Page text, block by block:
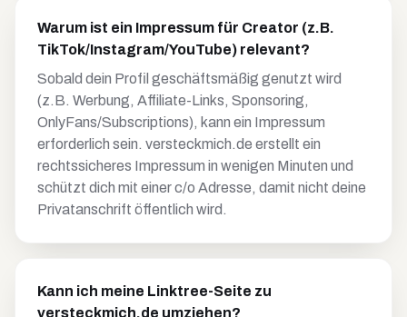
Warum ist ein Impressum für Creator (z.B.
TikTok/Instagram/YouTube) relevant?
Sobald dein Profil geschäftsmäßig genutzt wird
(z.B. Werbung, Affiliate-Links, Sponsoring,
OnlyFans/Subscriptions), kann ein Impressum
erforderlich sein. versteckmich.de erstellt ein
rechtssicheres Impressum in wenigen Minuten und
schützt dich mit einer c/o Adresse, damit nicht deine
Privatanschrift öffentlich wird.
Kann ich meine Linktree-Seite zu
versteckmich.de umziehen?